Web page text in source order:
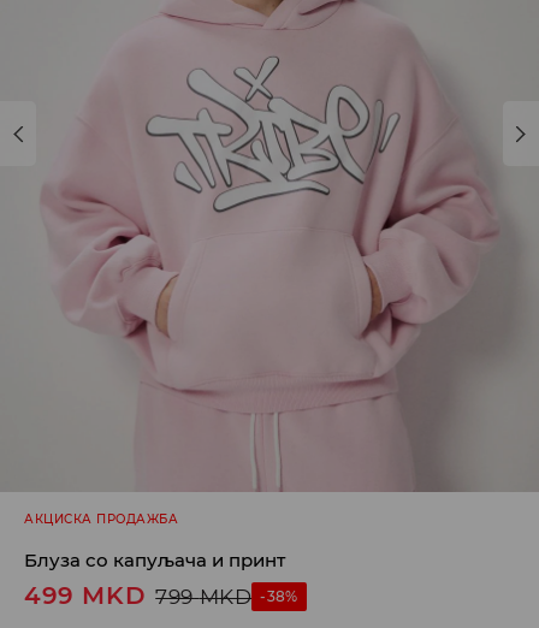
АКЦИСКА ПРОДАЖБА
Блуза со капуљача и принт
499 MKD 799 MKD -38%